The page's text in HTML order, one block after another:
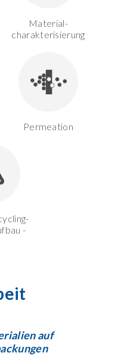
Material-
charakterisierung
Permeation
-
auf